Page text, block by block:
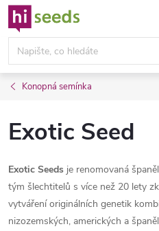
Přejít
na
obsah
Konopná semínka
Exotic Seed
Exotic Seeds je renomovaná
tým šlechtitelů s více než 20 lety
vytváření originálních genetik
nizozemských, amerických a